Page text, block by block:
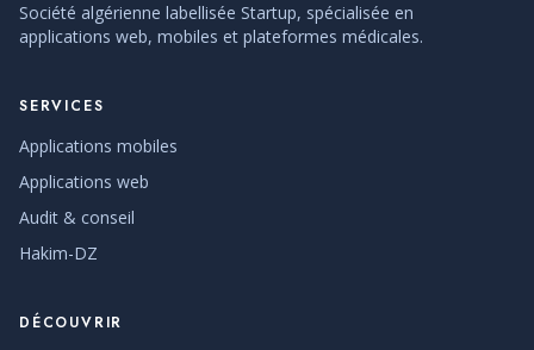
Société algérienne labellisée Startup, spécialisée en
applications web, mobiles et plateformes médicales.
SERVICES
Applications mobiles
Applications web
Audit & conseil
Hakim-DZ
DÉCOUVRIR